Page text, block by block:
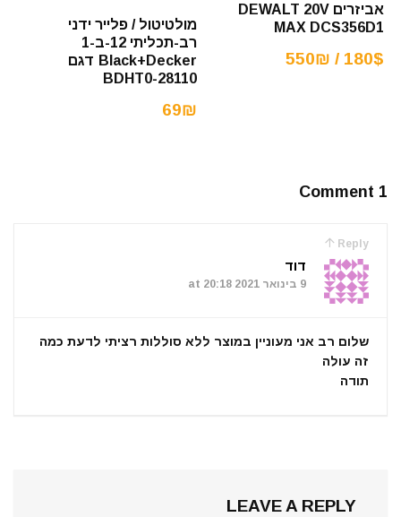
אביזרים DEWALT 20V
MAX DCS356D1
180$ / 550₪
מולטיטול / פלייר ידני
רב-תכליתי 12-ב-1
Black+Decker דגם
BDHT0-28110
69₪
1 Comment
Reply
דוד
9 בינואר 2021 at 20:18
שלום רב אני מעוניין במוצר ללא סוללות רציתי לדעת כמה
זה עולה
תודה
LEAVE A REPLY